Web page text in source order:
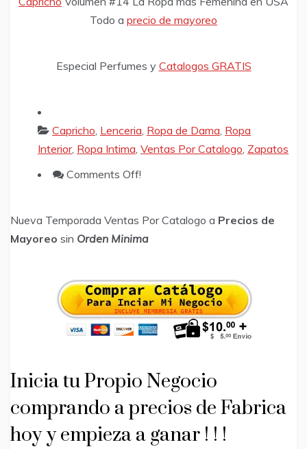
Todo a precio de mayoreo
Especial Perfumes y Catalogos GRATIS
Capricho Lenceria Ropa de Dama Ropa
Interior, Ropa Intima Ventas Por Catalogo Zapatos
Comments Off!
Nueva Temporada Ventas Por Catalogo a Precios de
Mayoreo sin Orden Minima
Inicia tu Propio Negocio
comprando a precios de Fabrica
hoy y empieza a ganar ! ! !